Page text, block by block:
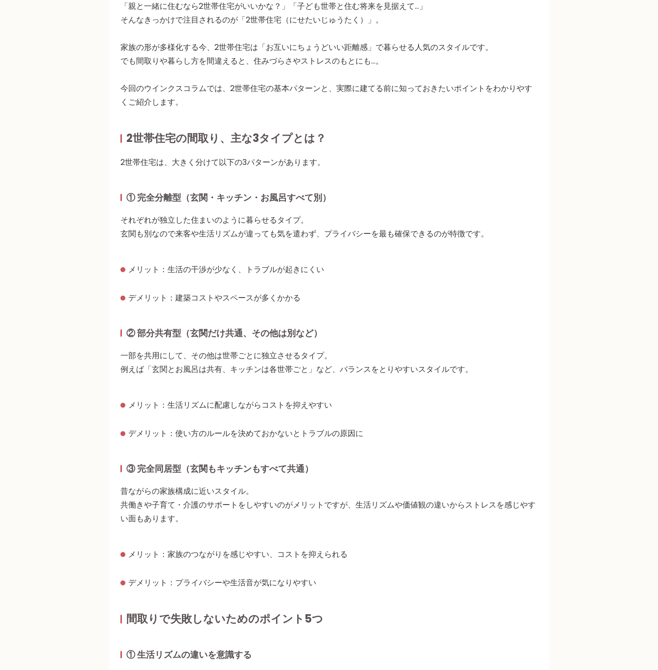
「親と一緒に住むなら2世帯住宅がいいかな？」「子ども世帯と住む将来を見据えて…」
そんなきっかけで注目されるのが「2世帯住宅（にせたいじゅうたく）」。
家族の形が多様化する今、2世帯住宅は「お互いにちょうどいい距離感」で暮らせる人気のスタイルです。
でも間取りや暮らし方を間違えると、住みづらさやストレスのもとにも…。
今回のウインクスコラムでは、2世帯住宅の基本パターンと、実際に建てる前に知っておきたいポイントをわかりやす
くご紹介します。
2世帯住宅の間取り、主な3タイプとは？
2世帯住宅は、大きく分けて以下の3パターンがあります。
① 完全分離型（玄関・キッチン・お風呂すべて別）
それぞれが独立した住まいのように暮らせるタイプ。
玄関も別なので来客や生活リズムが違っても気を遣わず、 プライバシーを最も確保できるのが特徴です。
メリット：生活の干渉が少なく、トラブルが起きにくい
デメリット：建築コストやスペースが多くかかる
② 部分共有型（玄関だけ共通、その他は別など）
一部を共用にして、その他は世帯ごとに独立させるタイプ。
例えば「玄関とお風呂は共有、キッチンは各世帯ごと」など、 バランスをとりやすいスタイルです。
メリット：生活リズムに配慮しながらコストを抑えやすい
デメリット：使い方のルールを決めておかないとトラブルの原因に
③ 完全同居型（玄関もキッチンもすべて共通）
昔ながらの家族構成に近いスタイル。
共働きや子育て・介護のサポートをしやすいのがメリットですが、生活リズムや価値観の違いからストレスを感じやす
い面もあります。
メリット：家族のつながりを感じやすい、コストを抑えられる
デメリット：プライバシーや生活音が気になりやすい
間取りで失敗しないためのポイント5つ
① 生活リズムの違いを意識する